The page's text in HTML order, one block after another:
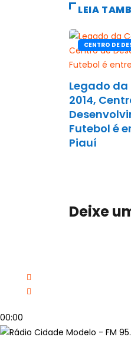
LEIA
CENTRO DE
Legado
2014,
Futebol é
Piauí
Deixe
00:00